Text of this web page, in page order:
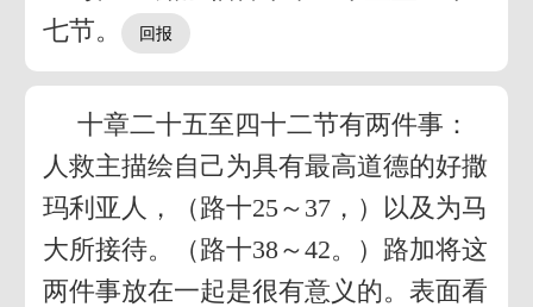
七节。
十章二十五至四十二节有两件事：
人救主描绘自己为具有最高道德的好撒
玛利亚人，（路十25～37，）以及为马
大所接待。（路十38～42。）路加将这
两件事放在一起是很有意义的。表面看